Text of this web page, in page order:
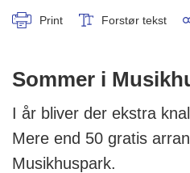
Print Forstør tekst
Sommer i
I år bliver der ekstra
Mere end 50 gratis
Musikhuspark.